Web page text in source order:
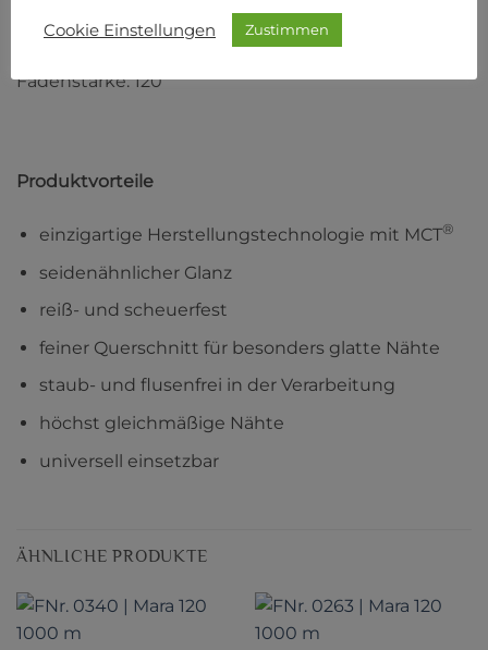
Länge: 1000 m
Fadenstärke: 120
Produktvorteile
einzigartige Herstellungstechnologie mit MCT®
seidenähnlicher Glanz
reiß- und scheuerfest
feiner Querschnitt für besonders glatte Nähte
staub- und flusenfrei in der Verarbeitung
höchst gleichmäßige Nähte
universell einsetzbar
ÄHNLICHE PRODUKTE
Cookie Einstellungen Zustimmen